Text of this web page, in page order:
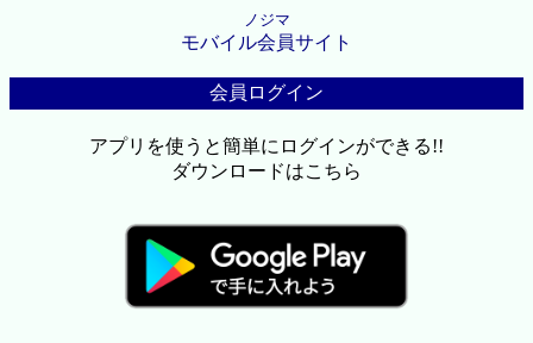
ノジマ
モバイル会員サイト
会員ログイン
アプリを使うと簡単にログインができる!!
ダウンロードはこちら